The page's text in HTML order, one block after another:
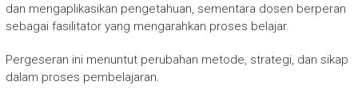
dan mengaplikasikan pengetahuan, sementara dosen berperan
sebagai fasilitator yang mengarahkan proses belajar.
Pergeseran ini menuntut perubahan metode, strategi, dan sikap
dalam proses pembelajaran.